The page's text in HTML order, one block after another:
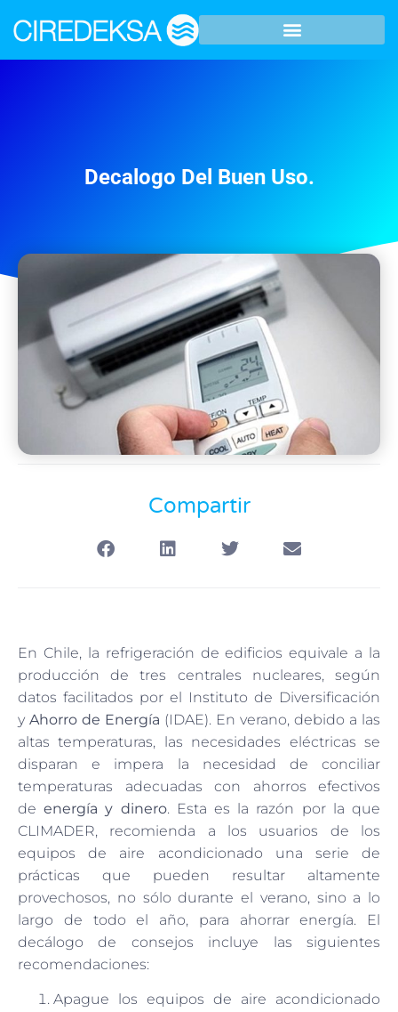
Decalogo Del Buen Uso.
Compartir
En Chile, la refrigeración de edificios equivale a la
producción de tres centrales nucleares, según
datos facilitados por el Instituto de Diversificación
y Ahorro de Energía (IDAE). En verano, debido a las
altas temperaturas, las necesidades eléctricas se
disparan e impera la necesidad de conciliar
temperaturas adecuadas con ahorros efectivos
deenergía y dinero. Esta es la razón por la que
CLIMADER, recomienda a los usuarios de los
equipos de aire acondicionado una serie de
prácticas que pueden resultar altamente
provechosos, no sólo durante el verano, sino a lo
largo de todo el año, para ahorrar energía. El
decálogo de consejos incluye las siguientes
recomendaciones:
Apague los equipos de aire acondicionado